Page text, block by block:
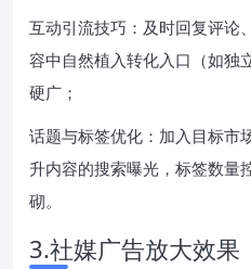
互动引流技巧：及时回复评论
容中自然植入转化入口（如独
硬广；
话题与标签优化：加入目标市
升内容的搜索曝光，标签数量
砌。
3.社媒广告放大效果